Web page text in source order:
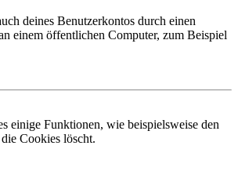
deines Benutzerkontos durch einen
einem öffentlichen Computer, zum Beispiel
einige Funktionen, wie beispielsweise den
Cookies löscht.